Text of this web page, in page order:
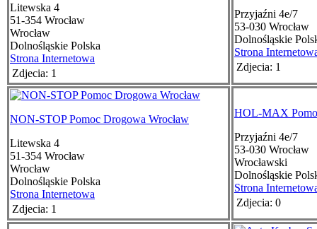
Litewska 4
51-354 Wrocław
Wrocław
Dolnośląskie Polska
Strona Internetowa
Zdjecia: 1
Przyjaźni 4e/7
53-030 Wrocław
Dolnośląskie
Strona
Zdjecia: 1
NON-STOP Pomoc Drogowa Wrocław
Litewska 4
51-354 Wrocław
Wrocław
Dolnośląskie Polska
Strona Internetowa
Zdjecia: 1
HOL-MAX
Przyjaźni 4e/7
53-030 Wrocław
Wrocławski
Dolnośląskie
Strona
Zdjecia: 0